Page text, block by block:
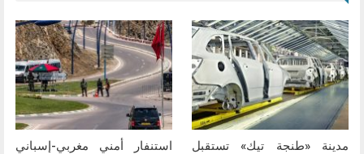
مدينة «طنجة تيك» تستقبل
استنفار أمني مغربي-إسباني